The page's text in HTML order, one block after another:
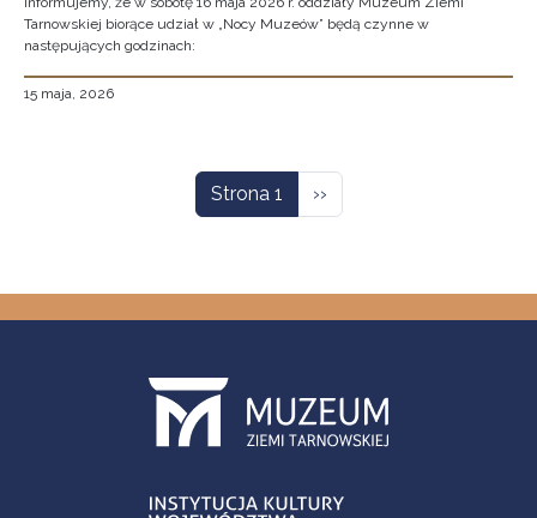
Tarnowskiej biorące udział w „Nocy Muzeów” będą czynne w
następujących godzinach:
15 maja, 2026
Strona 1 Następna strona
››